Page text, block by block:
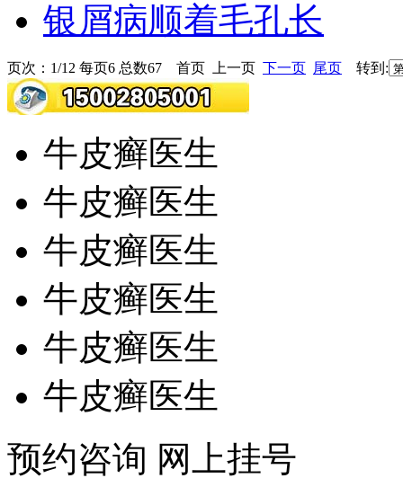
银屑病顺着毛孔长
页次：1/12 每页6 总数67 首页 上一页 下一页 尾页 转到:
牛皮癣医生
牛皮癣医生
牛皮癣医生
牛皮癣医生
牛皮癣医生
牛皮癣医生
预约咨询 网上挂号